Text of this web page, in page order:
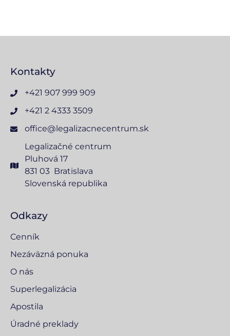
Kontakty
+421 907 999 909
+421 2 4333 3509
office@legalizacnecentrum.sk
Legalizačné centrum
Pluhová 17
831 03 Bratislava
Slovenská republika
Odkazy
Cenník
Nezáväzná ponuka
O nás
Superlegalizácia
Apostila
Úradné preklady